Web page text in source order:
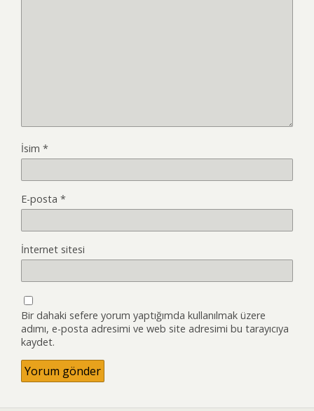
İsim *
E-posta *
İnternet sitesi
Bir dahaki sefere yorum yaptığımda kullanılmak üzere
adımı, e-posta adresimi ve web site adresimi bu tarayıcıya
kaydet.